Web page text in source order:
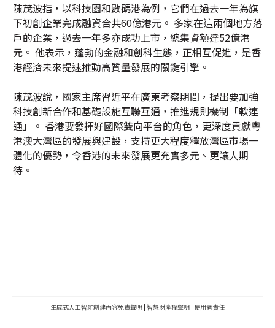
陳茂波指，以科技園和數碼港為例，它們在過去一年為旗
下初創企業完成融資合共60億港元。 多家在這兩個地方落
戶的企業，過去一年多亦成功上市，總集資額達52億港
元。 他表示，蓬勃的金融和創科生態，正相互促進，是香
港經濟未來提速推動高質量發展的關鍵引擎。
陳茂波說，國家主席習近平在廣東考察期間，提出要加強
科技創新合作和基礎設施互聯互通，推進規則機制「軟連
通」。 香港要發揮好國際雙向平台的角色，更深度貢獻粵
港澳大灣區的發展與建設，支持更大程度釋放灣區市場一
體化的優勢，令香港的未來發展更充實多元、更讓人期
待。
生成式人工智能創建內容免責聲明 | 智慧財產權聲明 | 使用者責任